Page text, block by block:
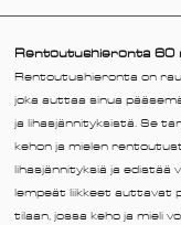
Rentoutushieronta 60
Rentoutushieronta on
joka auttaa sinua
ja lihasjännityksistä. Se
kehon ja mielen
lihasjännityksiä ja edistää
lempeät liikkeet auttavat
tilaan, jossa keho ja mieli